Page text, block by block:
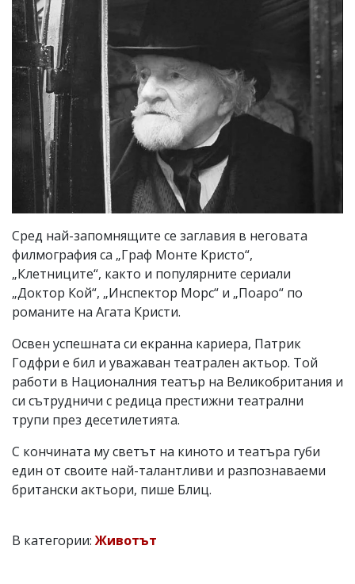
Сред най-запомнящите се заглавия в неговата
филмография са „Граф Монте Кристо“,
„Клетниците“, както и популярните сериали
„Доктор Кой“, „Инспектор Морс“ и „Поаро“ по
романите на Агата Кристи.
Освен успешната си екранна кариера, Патрик
Годфри е бил и уважаван театрален актьор. Той
работи в Националния театър на Великобритания и
си сътрудничи с редица престижни театрални
трупи през десетилетията.
С кончината му светът на киното и театъра губи
един от своите най-талантливи и разпознаваеми
британски актьори, пише Блиц.
В категории:Животът